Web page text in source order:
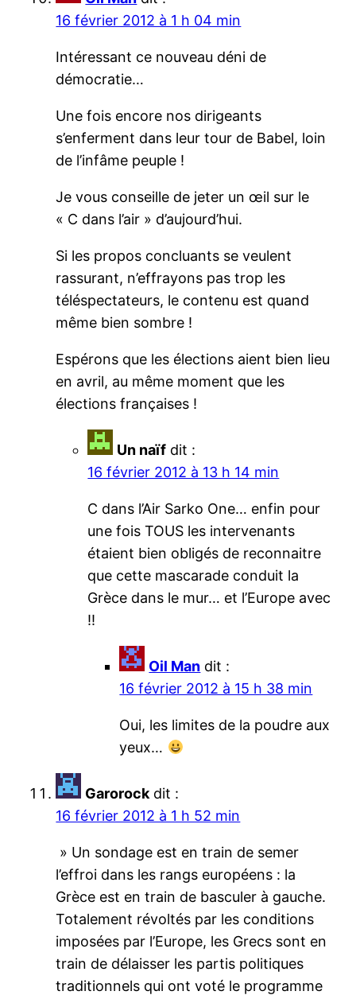
16 février 2012 à 1 h 04 min
Intéressant ce nouveau déni de
démocratie…
Une fois encore nos dirigeants
s’enferment dans leur tour de Babel, loin
de l’infâme peuple !
Je vous conseille de jeter un œil sur le
« C dans l’air » d’aujourd’hui.
Si les propos concluants se veulent
rassurant, n’effrayons pas trop les
téléspectateurs, le contenu est quand
même bien sombre !
Espérons que les élections aient bien lieu
en avril, au même moment que les
élections françaises !
Un naïf dit :
16 février 2012 à 13 h 14 min
C dans l’Air Sarko One… enfin pour
une fois TOUS les intervenants
étaient bien obligés de reconnaitre
que cette mascarade conduit la
Grèce dans le mur… et l’Europe avec
!!
Oil Man dit :
16 février 2012 à 15 h 38 min
Oui, les limites de la poudre aux
yeux…
Garorock dit :
16 février 2012 à 1 h 52 min
» Un sondage est en train de semer
l’effroi dans les rangs européens : la
Grèce est en train de basculer à gauche.
Totalement révoltés par les conditions
imposées par l’Europe, les Grecs sont en
train de délaisser les partis politiques
traditionnels qui ont voté le programme